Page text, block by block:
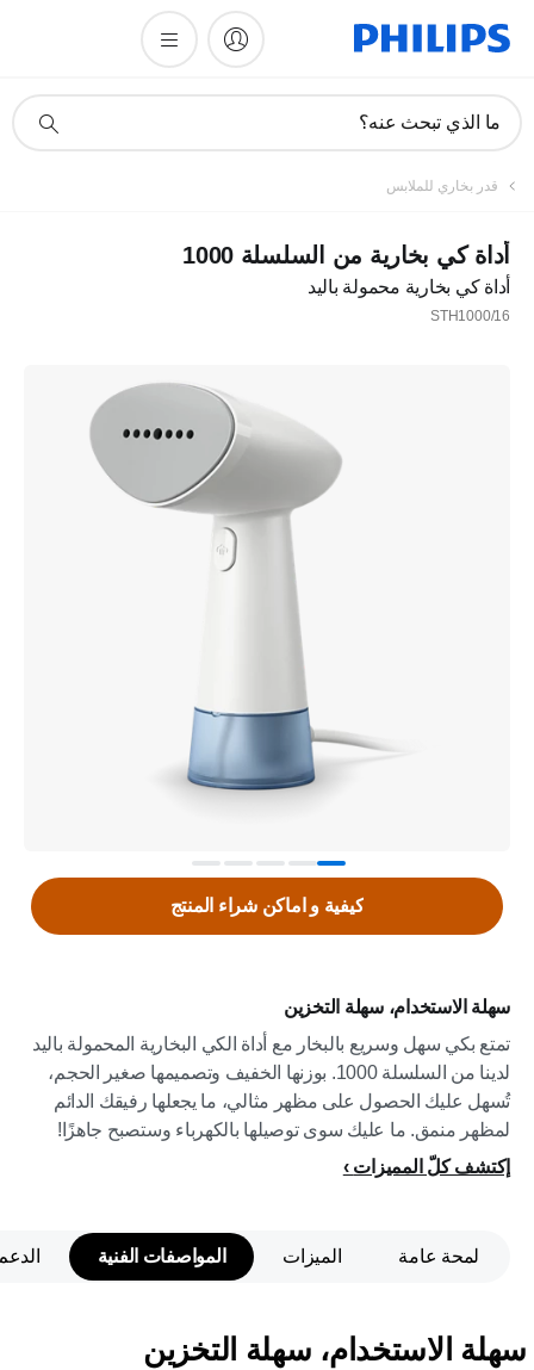
دعم
ما الذي تبحث عنه؟
قدر بخاري للملابس
أداة كي بخارية من السلسلة 1000
أداة كي بخارية محمولة باليد
STH1000/16
سهلة الاستخدام، سهلة التخزين
تمتع بكي سهل وسريع بالبخار مع أداة الكي البخارية المحمولة باليد
لدينا من السلسلة 1000. بوزنها الخفيف وتصميمها صغير الحجم،
تُسهل عليك الحصول على مظهر مثالي، ما يجعلها رفيقك الدائم
لمظهر منمق. ما عليك سوى توصيلها بالكهرباء وستصبح جاهزًا!
إكتشف كلّ المميزات
كيفية و اماكن شراء المنتج
لمحة عامة الميزات المواصفات الفنية
سهلة الاستخدام، سهلة التخزين